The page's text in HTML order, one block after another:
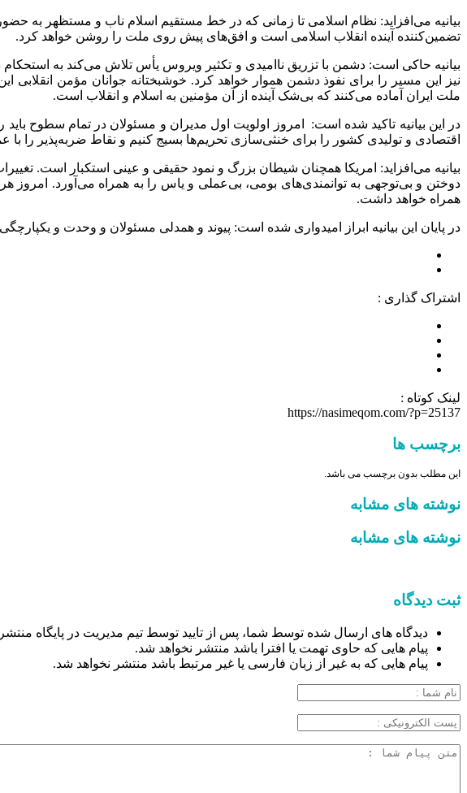
بیانیه می‌افزاید: نظام اسلامی تا زمانی که در خط مستقیم اسلام ناب و مستظهر به
تضمین‌کننده آینده انقلاب اسلامی است و افق‌های پیش روی ملت را روشن خواهد کرد.
بیانیه حاکی است: دشمن با تزریق ناامیدی و تکثیر ویروس یأس تلاش می‌کند به
نیز این مسیر را برای نفوذ دشمن هموار خواهد کرد. خوشبختانه جوانان مؤمن
ملت ایران آماده می‌کنند که بی‌شک آینده از آن مؤمنین به اسلام و انقلاب است.
در این بیانیه تاکید شده است: امروز اولویت اول مدیران و مسئولان در تمام سطوح
اقتصادی و تولیدی کشور را برای خنثی‌سازی تحریم‌ها بسیج کنیم و نقاط ضربه‌پذیر را
بیانیه می‌افزاید: امریکا همچنان شیطان بزرگ و نمود حقیقی و عینی استکبار است.
دوختن و بی‌توجهی به توانمندی‌های بومی، بی‌عملی و یاس را به همراه می‌آورد.
همراه خواهد داشت.
در پایان این بیانیه ابراز امیدواری شده است: پیوند و همدلی مسئولان و وحدت و
اشتراک گذاری :
لینک کوتاه :
https://nasimeqom.com/?p=25137
برچسب ها
این مطلب بدون برچسب می باشد.
نوشته های مشابه
نوشته های مشابه
ثبت دیدگاه
دیدگاه های ارسال شده توسط شما، پس از تایید توسط تیم مدیریت در پایگاه
پیام هایی که حاوی تهمت یا افترا باشد منتشر نخواهد شد.
پیام هایی که به غیر از زبان فارسی یا غیر مرتبط باشد منتشر نخواهد شد.